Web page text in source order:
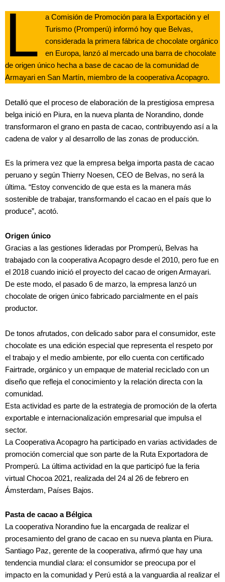
L
a Comisión de Promoción para la Exportación y el
Turismo (Promperú) informó hoy que Belvas,
considerada la primera fábrica de chocolate orgánico
en Europa, lanzó al mercado una barra de chocolate
de origen único hecha a base de cacao de la comunidad de
Armayari en San Martín, miembro de la cooperativa Acopagro.
Detalló que el proceso de elaboración de la prestigiosa empresa
belga inició en Piura, en la nueva planta de Norandino, donde
transformaron el grano en pasta de cacao, contribuyendo así a la
cadena de valor y al desarrollo de las zonas de producción.
Es la primera vez que la empresa belga importa pasta de cacao
peruano y según Thierry Noesen, CEO de Belvas, no será la
última. “Estoy convencido de que esta es la manera más
sostenible de trabajar, transformando el cacao en el país que lo
produce”, acotó.
Origen único
Gracias a las gestiones lideradas por Promperú, Belvas ha
trabajado con la cooperativa Acopagro desde el 2010, pero fue en
el 2018 cuando inició el proyecto del cacao de origen Armayari.
De este modo, el pasado 6 de marzo, la empresa lanzó un
chocolate de origen único fabricado parcialmente en el país
productor.
De tonos afrutados, con delicado sabor para el consumidor, este
chocolate es una edición especial que representa el respeto por
el trabajo y el medio ambiente, por ello cuenta con certificado
Fairtrade, orgánico y un empaque de material reciclado con un
diseño que refleja el conocimiento y la relación directa con la
comunidad.
Esta actividad es parte de la estrategia de promoción de la oferta
exportable e internacionalización empresarial que impulsa el
sector.
La Cooperativa Acopagro ha participado en varias actividades de
promoción comercial que son parte de la Ruta Exportadora de
Promperú. La última actividad en la que participó fue la feria
virtual Chocoa 2021, realizada del 24 al 26 de febrero en
Ámsterdam, Países Bajos.
Pasta de cacao a Bélgica
La cooperativa Norandino fue la encargada de realizar el
procesamiento del grano de cacao en su nueva planta en Piura.
Santiago Paz, gerente de la cooperativa, afirmó que hay una
tendencia mundial clara: el consumidor se preocupa por el
impacto en la comunidad y Perú está a la vanguardia al realizar el